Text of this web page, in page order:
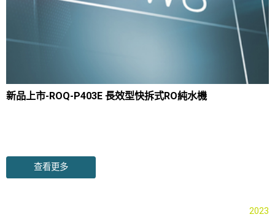
新品上市-ROQ-P403E 長效型快拆式RO純水機
查看更多
2023